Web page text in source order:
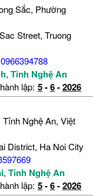
Sắc, Phường
Street, Truong
0966394788
, Tỉnh Nghệ An
lập: 5-6-2026
Nghệ An, Việt
District, Ha Noi City
, Tỉnh Nghệ An
lập: 5-6-2026